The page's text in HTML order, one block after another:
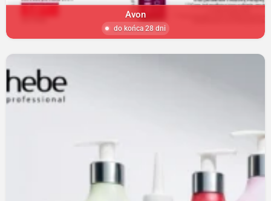
Avon
do końca 28 dni